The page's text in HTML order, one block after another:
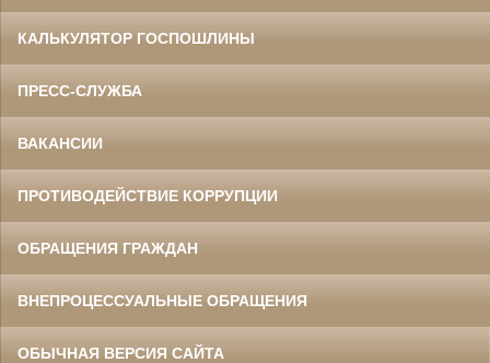
КАЛЬКУЛЯТОР ГОСПОШЛИНЫ
ПРЕСС-СЛУЖБА
ВАКАНСИИ
ПРОТИВОДЕЙСТВИЕ КОРРУПЦИИ
ОБРАЩЕНИЯ ГРАЖДАН
ВНЕПРОЦЕССУАЛЬНЫЕ ОБРАЩЕНИЯ
ОБЫЧНАЯ ВЕРСИЯ САЙТА